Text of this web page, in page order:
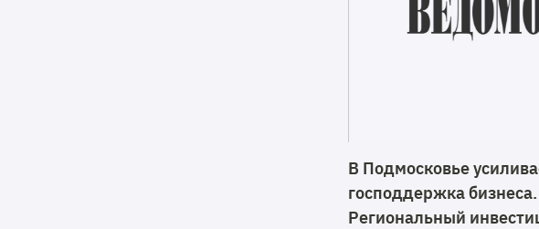
В Подмосковье
господдержка
Региональный